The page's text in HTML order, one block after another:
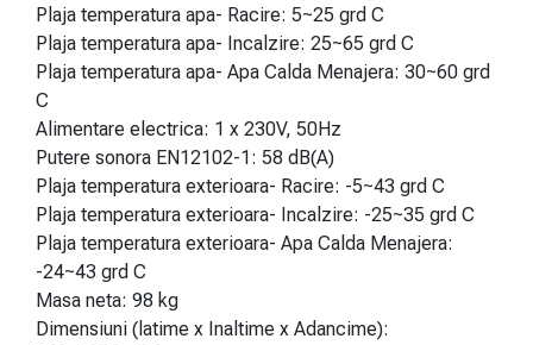
Plaja temperatura apa- Racire: 5~25 grd C
Plaja temperatura apa- Incalzire: 25~65 grd C
Plaja temperatura apa- Apa Calda Menajera: 30~60 grd
C
Alimentare electrica: 1 x 230V, 50Hz
Putere sonora EN12102-1: 58 dB(A)
Plaja temperatura exterioara- Racire: -5~43 grd C
Plaja temperatura exterioara- Incalzire: -25~35 grd C
Plaja temperatura exterioara- Apa Calda Menajera:
-24~43 grd C
Masa neta: 98 kg
Dimensiuni (latime x Inaltime x Adancime):